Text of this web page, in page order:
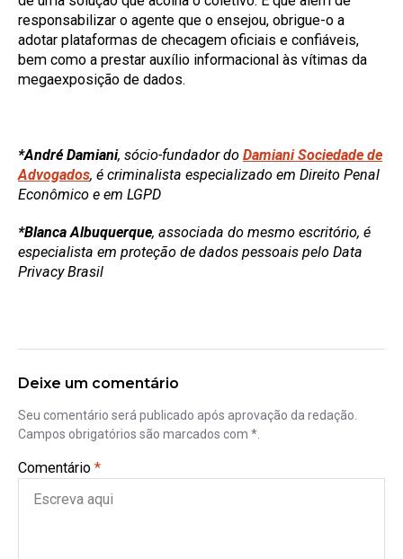
responsabilizar o agente que o ensejou, obrigue-o a
adotar plataformas de checagem oficiais e confiáveis,
bem como a prestar auxílio informacional às vítimas da
megaexposição de dados.
*André Damiani, sócio-fundador do Damiani Sociedade de
Advogados, é criminalista especializado em Direito Penal
Econômico e em LGPD
*Blanca Albuquerque, associada do mesmo escritório, é
especialista em proteção de dados pessoais pelo Data
Privacy Brasil
Deixe um comentário
Seu comentário será publicado após aprovação da redação.
Campos obrigatórios são marcados com *.
Comentário *